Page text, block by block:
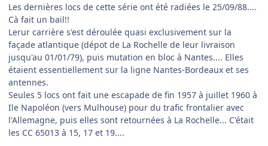
Les dernières locs de cette série ont été radiées le 25/09/88....
Cà fait un bail!!
Lerur carrière s'est déroulée quasi exclusivement sur la
façade atlantique (dépot de La Rochelle de leur livraison
jusqu'au 01/01/79), puis mutation en bloc à Nantes.... Elles
étaient essentiellement sur la ligne Nantes-Bordeaux et ses
antennes.
Seules 5 locs ont fait une escapade de fin 1957 à juillet 1960 à
Ile Napoléon (vers Mulhouse) pour du trafic frontalier avec
l'Allemagne, puis elles sont retournées à La Rochelle... C'était
les CC 65013 à 15, 17 et 19....